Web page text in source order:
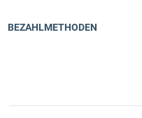
BEZAHLMETHODEN